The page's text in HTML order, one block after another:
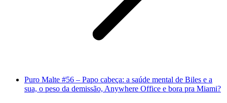
Puro Malte #56 – Papo cabeça: a saúde mental de Biles e a
sua, o peso da demissão, Anywhere Office e bora pra Miami?